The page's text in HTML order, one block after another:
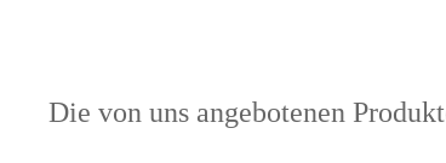
Die von uns angebotenen